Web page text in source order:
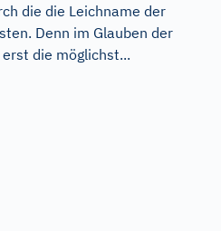
die die Leichname der
Denn im Glauben der
die möglichst...